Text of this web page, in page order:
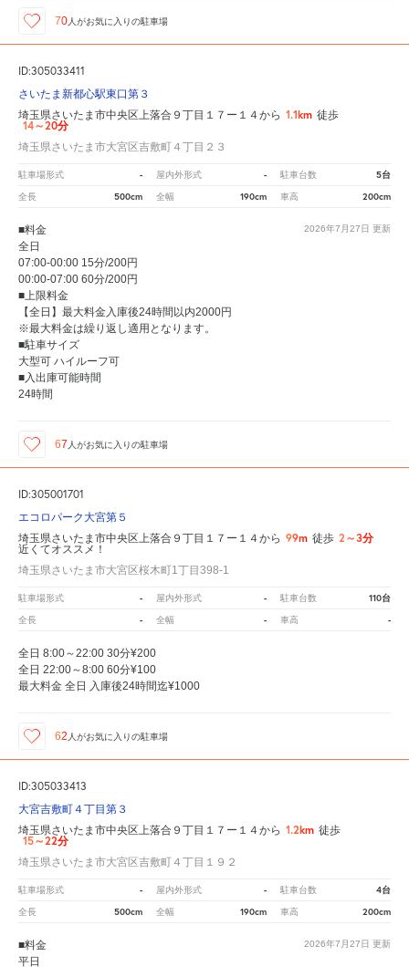
70 人がお気に入りの駐車場
ID:305033411
さいたま新都心駅東口第３
埼玉県さいたま市中央区上落合９丁目１７ー１４から 1.1km 徒歩
14～20分
埼玉県さいたま市大宮区吉敷町４丁目２３
駐車場形式 - 屋内外形式 - 駐車台数 5台
全長 500cm 全幅 190cm 車高 200cm
2026年7月27日 更新
■料金
全日
07:00-00:00 15分/200円
00:00-07:00 60分/200円
■上限料金
【全日】最大料金入庫後24時間以内2000円
※最大料金は繰り返し適用となります。
■駐車サイズ
大型可 ハイルーフ可
■入出庫可能時間
24時間
67 人がお気に入りの駐車場
ID:305001701
エコロパーク大宮第５
埼玉県さいたま市中央区上落合９丁目１７ー１４から 99m 徒歩 2～3分
近くてオススメ！
埼玉県さいたま市大宮区桜木町1丁目398-1
駐車場形式 - 屋内外形式 - 駐車台数 110台
全長 - 全幅 - 車高 -
全日 8:00～22:00 30分¥200
全日 22:00～8:00 60分¥100
最大料金 全日 入庫後24時間迄¥1000
62 人がお気に入りの駐車場
ID:305033413
大宮吉敷町４丁目第３
埼玉県さいたま市中央区上落合９丁目１７ー１４から 1.2km 徒歩
15～22分
埼玉県さいたま市大宮区吉敷町４丁目１９２
駐車場形式 - 屋内外形式 - 駐車台数 4台
全長 500cm 全幅 190cm 車高 200cm
2026年7月27日 更新
■料金
平日